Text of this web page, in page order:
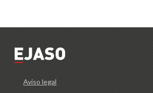
Aviso legal